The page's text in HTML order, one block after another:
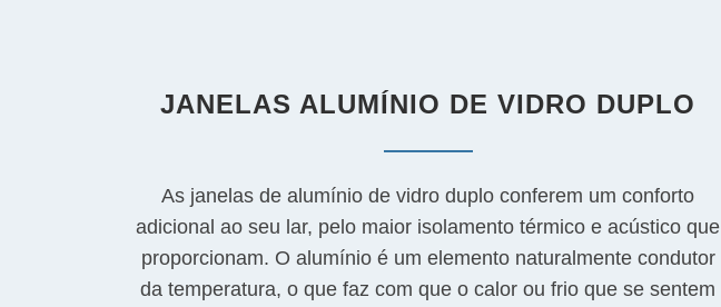
JANELAS ALUMÍNIO DE VIDRO DUPLO
As janelas de alumínio de vidro duplo conferem um conforto
adicional ao seu lar, pelo maior isolamento térmico e acústico que
proporcionam. O alumínio é um elemento naturalmente condutor
da temperatura, o que faz com que o calor ou frio que se sentem